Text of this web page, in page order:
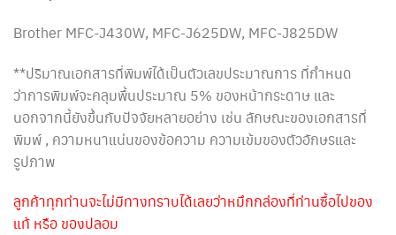
Brother MFC-J430W, MFC-J625DW, MFC-J825DW
**ปริมาณเอกสารที่พิมพ์ได้เป็นตัวเลขประมาณการ ที่กำหนด
ว่าการพิมพ์จะคลุมพื้นประมาณ 5% ของหน้ากระดาษ และ
นอกจากนี้ยังขึ้นกับปัจจัยหลายอย่าง เช่น ลักษณะของเอกสารที่
พิมพ์ , ความหนาแน่นของข้อความ ความเข้มของตัวอักษรและ
รูปภาพ
ลูกค้าทุกท่านจะไม่มีทางทราบได้เลยว่าหมึกกล่องที่ท่านซื้อไปของ
แท้ หรือ ของปลอม